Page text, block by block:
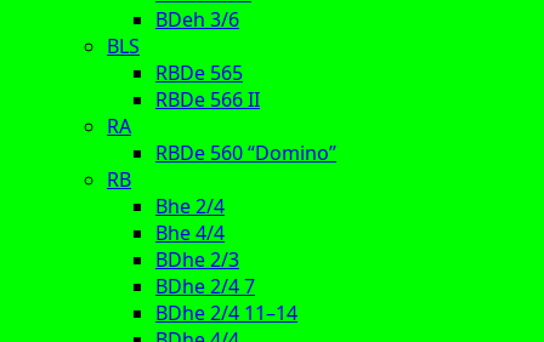
BDeh 3/6
BLS
RBDe 565
RBDe 566 II
RA
RBDe 560 “Domino”
RB
Bhe 2/4
Bhe 4/4
BDhe 2/3
BDhe 2/4 7
BDhe 2/4 11–14